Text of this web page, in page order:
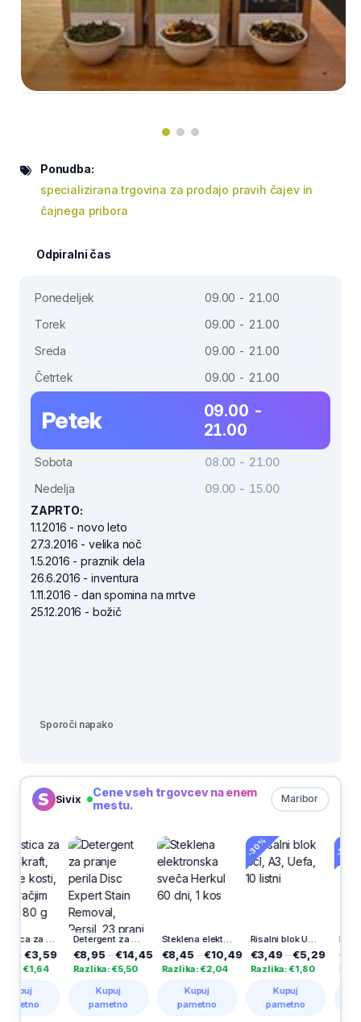
Ponudba:
specializirana trgovina za prodajo pravih čajev in
čajnega pribora
Odpiralni čas
Ponedeljek
09.00 - 21.00
Torek
09.00 - 21.00
Sreda
09.00 - 21.00
Četrtek
09.00 - 21.00
Petek
09.00 -
21.00
Sobota
08.00 - 21.00
Nedelja
09.00 - 15.00
ZAPRTO:
1.1.2016 - novo leto
27.3.2016 - velika noč
1.5.2016 - praznik dela
26.6.2016 - inventura
1.11.2016 - dan spomina na mrtve
25.12.2016 - božič
Sporoči napako
Sivix Maribor
Cene vseh trgovcev na enem
mestu.
Poslastica za pse Vitakraft, kalcijeve kosti, ovite z račjim mesom, 80 g Detergent za pranje perila Disc Expert Stain Removal, Persil, 23 pranj
€8,95 –€14,45
Razlika: €5,50
pametno
Steklena elektronska sveča Herkul 60 dni, 1 kos
€8,45 –€10,49
Razlika: €2,04
pametno
-30%
Risalni blok Ucl, A3, Uefa, 10 listni
€3,49 –€5,29
Razlika: €1,80
pametno
-30%
€8,04
Razlika: